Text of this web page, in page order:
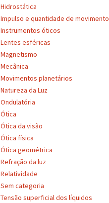
Hidrostática
Impulso e quantidade de movimento
Instrumentos óticos
Lentes esféricas
Magnetismo
Mecânica
Movimentos planetários
Natureza da Luz
Ondulatória
Ótica
Ótica da visão
Ótica física
Ótica geométrica
Refração da luz
Relatividade
Sem categoria
Tensão superficial dos líquidos